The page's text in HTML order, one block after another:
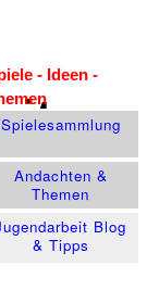
- Ideen -
Spiele­sammlung
Andachten &
Themen
Blog
& Tipps